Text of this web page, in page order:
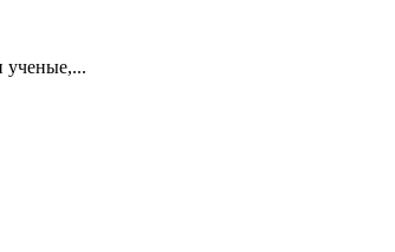
ученые,...